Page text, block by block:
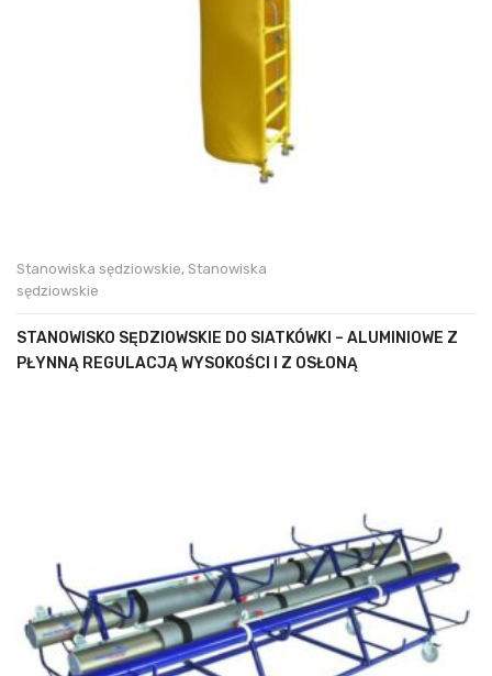
Stanowiska sędziowskie, Stanowiska
sędziowskie
STANOWISKO SĘDZIOWSKIE DO SIATKÓWKI – ALUMINIOWE Z
PŁYNNĄ REGULACJĄ WYSOKOŚCI I Z OSŁONĄ